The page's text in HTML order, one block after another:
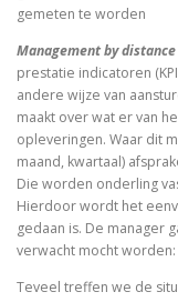
gemeten te worden
Management by distance
prestatie indicatoren
andere wijze van
maakt over wat er van
opleveringen. Waar dit
maand, kwartaal)
Die worden onderling
Hierdoor wordt het
gedaan is. De manager
verwacht mocht worden:
Teveel treffen we de